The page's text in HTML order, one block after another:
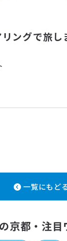
ングで旅し
一覧にもど
京都・注目